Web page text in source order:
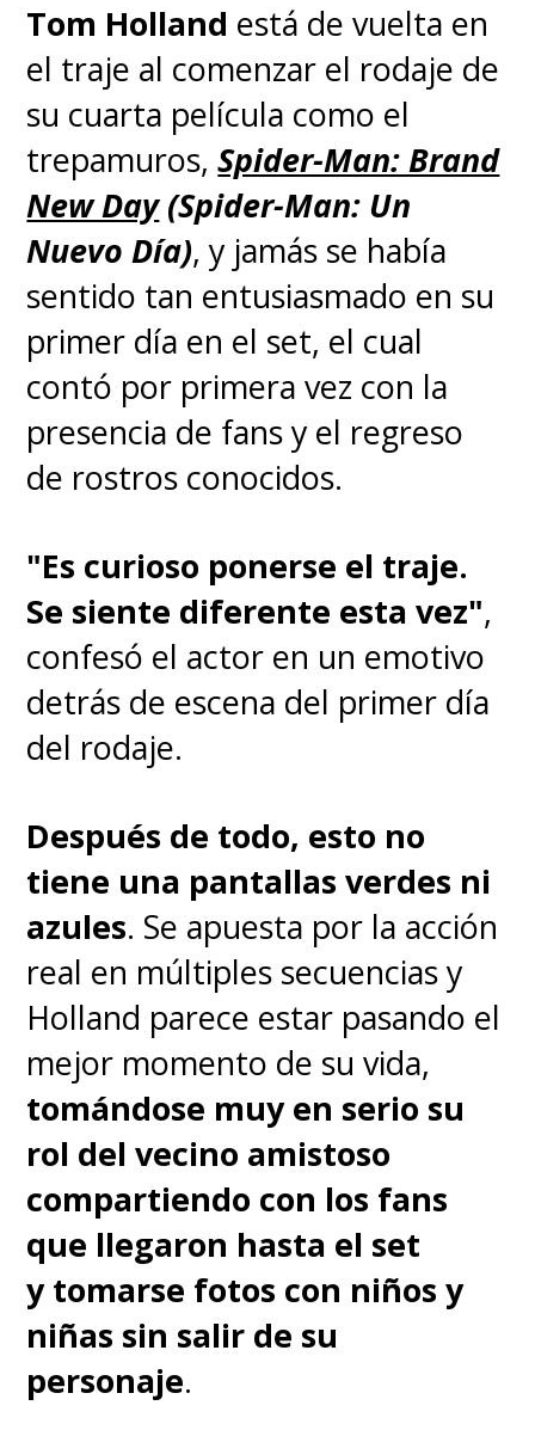
Tom Holland está de vuelta en
el traje al comenzar el rodaje de
su cuarta película como el
trepamuros,Spider-Man: Brand
New Day(Spider-Man: Un
Nuevo Día), y jamás se había
sentido tan entusiasmado en su
primer día en el set, el cual
contó por primera vez con la
presencia de fans y el regreso
de rostros conocidos.
"Es curioso ponerse el traje.
Se siente diferente esta vez",
confesó el actor en un emotivo
detrás de escena del primer día
del rodaje.
Después de todo, esto no
tiene una pantallas verdes ni
azules. Se apuesta por la acción
real en múltiples secuencias y
Holland parece estar pasando el
mejor momento de su vida,
tomándose muy en serio su
rol del vecino amistoso
compartiendo con los fans
que llegaron hasta el set
ytomarse fotos con niños y
niñas sin salir de su
personaje.